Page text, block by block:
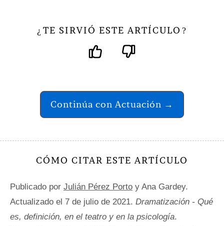
¿ TE SIRVIÓ ESTE ARTÍCULO ?
Continúa con Actuación →
CÓMO CITAR ESTE ARTÍCULO
Publicado por Julián Pérez Porto y Ana Gardey.
Actualizado el 7 de julio de 2021. Dramatización - Qué
es, definición, en el teatro y en la psicología.